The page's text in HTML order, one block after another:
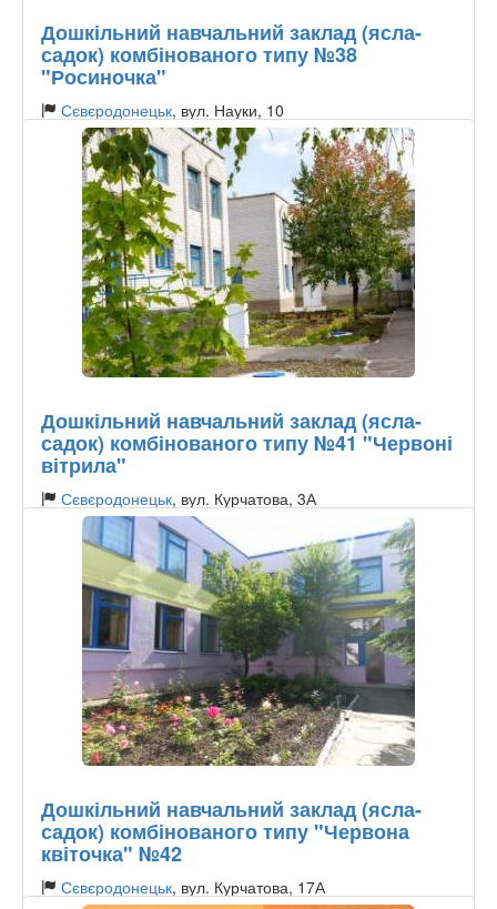
Дошкільний навчальний заклад (ясла-
садок) комбінованого типу №38
"Росиночка"
Сєвєродонецьк, вул. Науки, 10
Тип садочку:Державний
Дошкільний навчальний заклад (ясла-
садок) комбінованого типу №41 "Червоні
вітрила"
Сєвєродонецьк, вул. Курчатова, 3А
Тип садочку:
Державний
Дошкільний навчальний заклад (ясла-
садок) комбінованого типу "Червона
квіточка" №42
Сєвєродонецьк, вул. Курчатова, 17А